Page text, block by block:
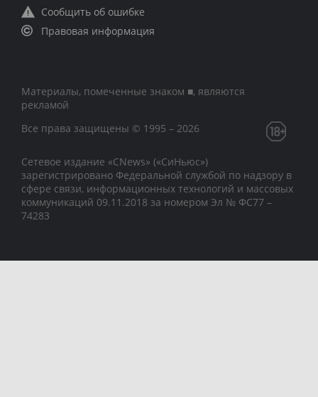
Сообщить об ошибке
Правовая информация
Материалы, помеченные знаком ■, являются
рекламой
Все права защищены © 1995 – 2026
Сетевое издание «CNews» («СиНьюс»)
зарегистрировано Федеральной службой по надзору в
сфере связи, информационных технологий и массовых
коммуникаций 09.11.2018 за номером Эл № ФС77 –
74283